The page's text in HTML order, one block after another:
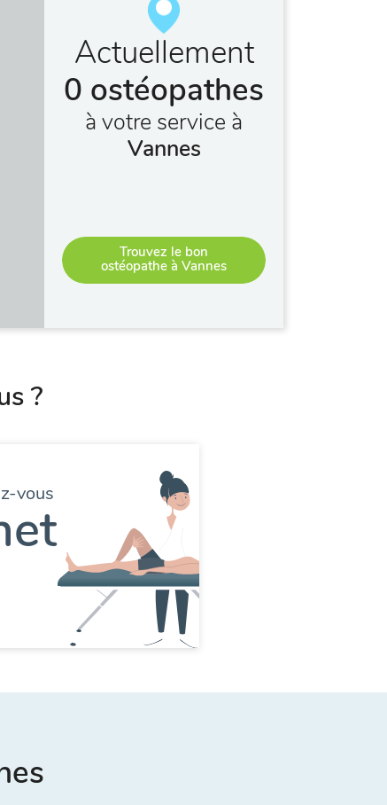
Actuellement
0 ostéopathes
à votre service à
Vannes
Trouvez le bon
ostéopathe à Vannes
?
vous